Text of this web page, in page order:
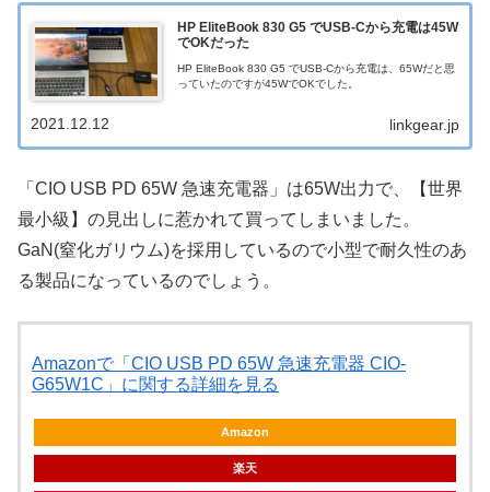
HP EliteBook 830 G5 でUSB-Cから充電は45W
でOKだった
HP EliteBook 830 G5 でUSB-Cから充電は、65Wだと思
っていたのですが45WでOKでした。
linkgear.jp
2021.12.12
「CIO USB PD 65W 急速充電器」は65W出力で、【世界
最小級】の見出しに惹かれて買ってしまいました。
GaN(窒化ガリウム)を採用しているので小型で耐久性のあ
る製品になっているのでしょう。
Amazonで「CIO USB PD 65W 急速充電器 CIO-
G65W1C」に関する詳細を見る
Amazon
楽天